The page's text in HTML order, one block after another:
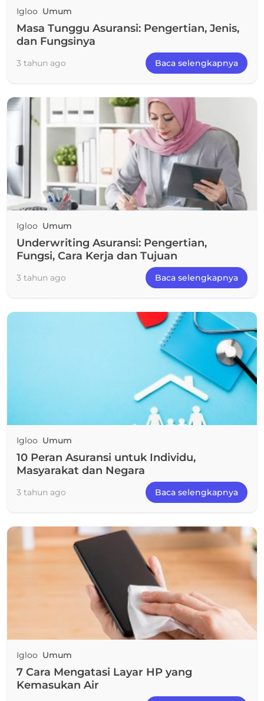
Igloo Umum
Masa Tunggu Asuransi: Pengertian, Jenis,
dan Fungsinya
3 tahun ago Baca selengkapnya
Igloo Umum
Underwriting Asuransi: Pengertian,
Fungsi, Cara Kerja dan Tujuan
3 tahun ago Baca selengkapnya
Igloo Umum
10 Peran Asuransi untuk Individu,
Masyarakat dan Negara
3 tahun ago Baca selengkapnya
Igloo Umum
7 Cara Mengatasi Layar HP yang
Kemasukan Air